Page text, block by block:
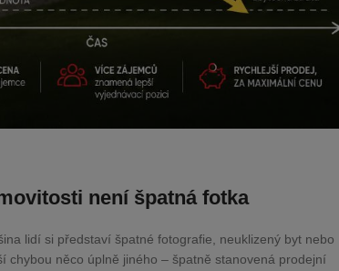
není špatná fotka
lidí si představí špatné fotografie, neuklizený byt nebo
chybou něco úplně jiného – špatně stanovená prodejní